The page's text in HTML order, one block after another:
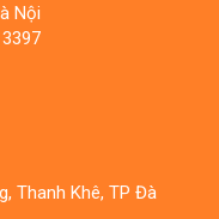
Nội
Thanh Khê, TP Đà